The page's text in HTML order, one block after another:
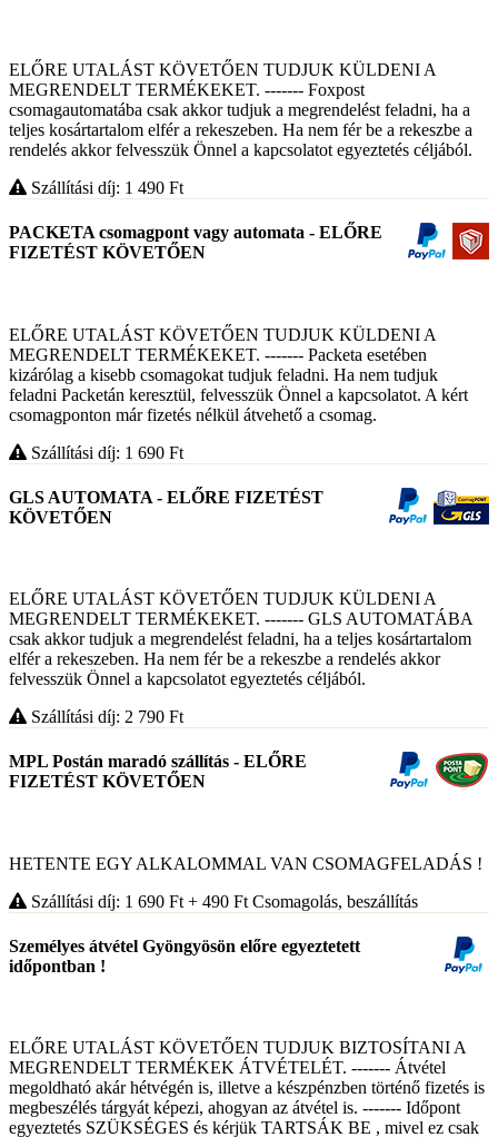
ELŐRE UTALÁST KÖVETŐEN TUDJUK KÜLDENI A
MEGRENDELT TERMÉKEKET. ------- Foxpost
csomagautomatába csak akkor tudjuk a megrendelést feladni, ha a
teljes kosártartalom elfér a rekeszeben. Ha nem fér be a rekeszbe a
rendelés akkor felvesszük Önnel a kapcsolatot egyeztetés céljából.
Szállítási díj: 1 490 Ft
PACKETA csomagpont vagy automata - ELŐRE
FIZETÉST KÖVETŐEN
ELŐRE UTALÁST KÖVETŐEN TUDJUK KÜLDENI A
MEGRENDELT TERMÉKEKET. ------- Packeta esetében
kizárólag a kisebb csomagokat tudjuk feladni. Ha nem tudjuk
feladni Packetán keresztül, felvesszük Önnel a kapcsolatot. A kért
csomagponton már fizetés nélkül átvehető a csomag.
Szállítási díj: 1 690 Ft
GLS AUTOMATA - ELŐRE FIZETÉST
KÖVETŐEN
ELŐRE UTALÁST KÖVETŐEN TUDJUK KÜLDENI A
MEGRENDELT TERMÉKEKET. ------- GLS AUTOMATÁBA
csak akkor tudjuk a megrendelést feladni, ha a teljes kosártartalom
elfér a rekeszeben. Ha nem fér be a rekeszbe a rendelés akkor
felvesszük Önnel a kapcsolatot egyeztetés céljából.
Szállítási díj: 2 790 Ft
MPL Postán maradó szállítás - ELŐRE
FIZETÉST KÖVETŐEN
HETENTE EGY ALKALOMMAL VAN CSOMAGFELADÁS !
Szállítási díj: 1 690 Ft + 490 Ft Csomagolás, beszállítás
Személyes átvétel Gyöngyösön előre egyeztetett
időpontban !
ELŐRE UTALÁST KÖVETŐEN TUDJUK BIZTOSÍTANI A
MEGRENDELT TERMÉKEK ÁTVÉTELÉT. ------- Átvétel
megoldható akár hétvégén is, illetve a készpénzben történő fizetés is
megbeszélés tárgyát képezi, ahogyan az átvétel is. ------- Időpont
egyeztetés SZÜKSÉGES és kérjük TARTSÁK BE , mivel ez csak